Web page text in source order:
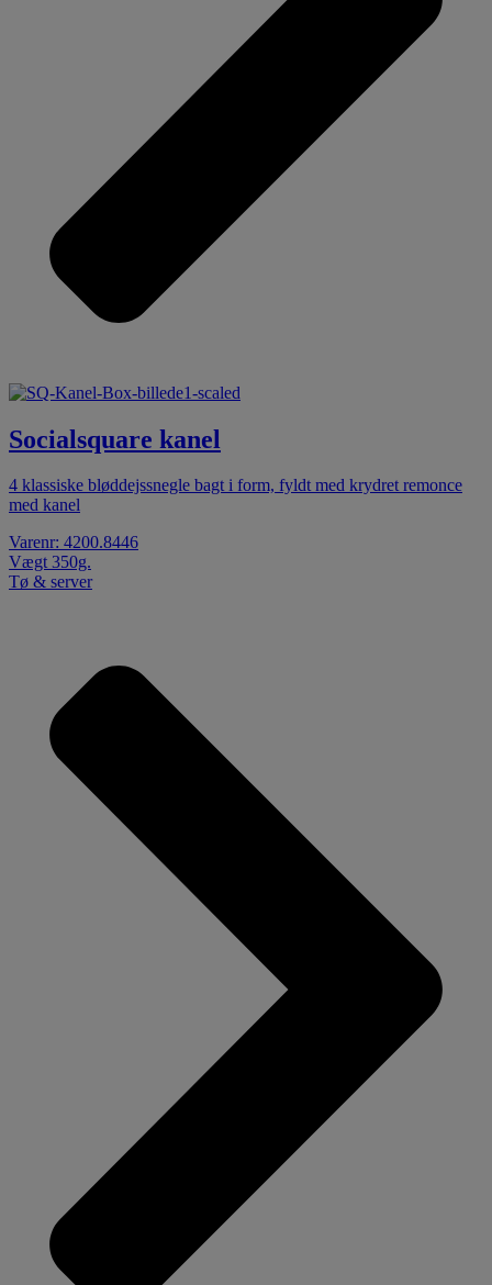
Socialsquare kanel
4 klassiske bløddejssnegle bagt i form, fyldt med krydret remonce
med kanel
Varenr: 4200.8446
Vægt 350g.
Tø & server